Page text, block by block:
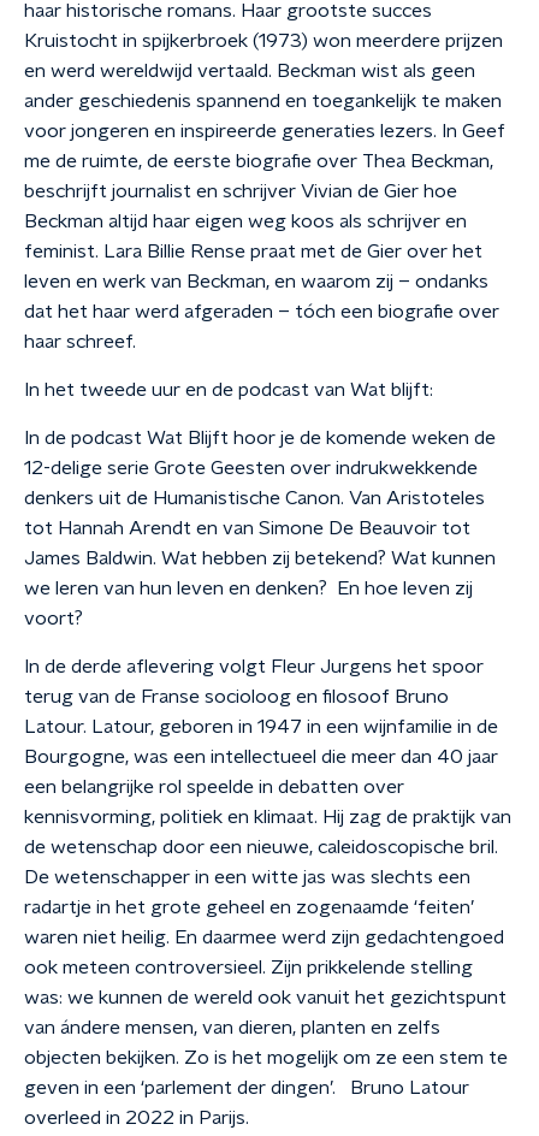
haar historische romans. Haar grootste succes
Kruistocht in spijkerbroek (1973) won meerdere prijzen
en werd wereldwijd vertaald. Beckman wist als geen
ander geschiedenis spannend en toegankelijk te maken
voor jongeren en inspireerde generaties lezers. In Geef
me de ruimte, de eerste biografie over Thea Beckman,
beschrijft journalist en schrijver Vivian de Gier hoe
Beckman altijd haar eigen weg koos als schrijver en
feminist. Lara Billie Rense praat met de Gier over het
leven en werk van Beckman, en waarom zij – ondanks
dat het haar werd afgeraden – tóch een biografie over
haar schreef.
In het tweede uur en de podcast van Wat blijft:
In de podcast Wat Blijft hoor je de komende weken de
12-delige serie Grote Geesten over indrukwekkende
denkers uit de Humanistische Canon. Van Aristoteles
tot Hannah Arendt en van Simone De Beauvoir tot
James Baldwin. Wat hebben zij betekend? Wat kunnen
we leren van hun leven en denken? En hoe leven zij
voort?
In de derde aflevering volgt Fleur Jurgens het spoor
terug van de Franse socioloog en filosoof Bruno
Latour. Latour, geboren in 1947 in een wijnfamilie in de
Bourgogne, was een intellectueel die meer dan 40 jaar
een belangrijke rol speelde in debatten over
kennisvorming, politiek en klimaat. Hij zag de praktijk van
de wetenschap door een nieuwe, caleidoscopische bril.
De wetenschapper in een witte jas was slechts een
radartje in het grote geheel en zogenaamde ‘feiten’
waren niet heilig. En daarmee werd zijn gedachtengoed
ook meteen controversieel. Zijn prikkelende stelling
was: we kunnen de wereld ook vanuit het gezichtspunt
van ándere mensen, van dieren, planten en zelfs
objecten bekijken. Zo is het mogelijk om ze een stem te
geven in een ‘parlement der dingen’. Bruno Latour
overleed in 2022 in Parijs.